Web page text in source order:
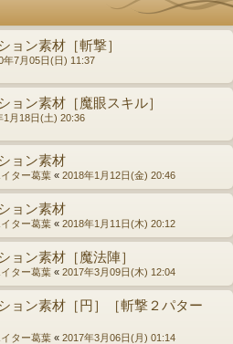
ョン素材［斬撃］
年7月05日(日) 11:37
ョン素材［魔眼スキル］
1月18日(土) 20:36
ョン素材
ター葛葉 « 2018年1月12日(金) 20:46
ョン素材
ター葛葉 « 2018年1月11日(木) 20:12
ョン素材［魔法陣］
ター葛葉 « 2017年3月09日(木) 12:04
ョン素材［円］［斬撃２パター
ター葛葉 « 2017年3月06日(月) 01:14